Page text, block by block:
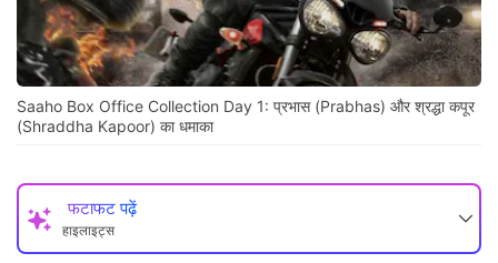
Saaho Box Office Collection Day 1: प्रभास (Prabhas) और श्रद्धा कपूर
(Shraddha Kapoor) का धमाका
फटाफट पढ़ें
हाइलाइट्स